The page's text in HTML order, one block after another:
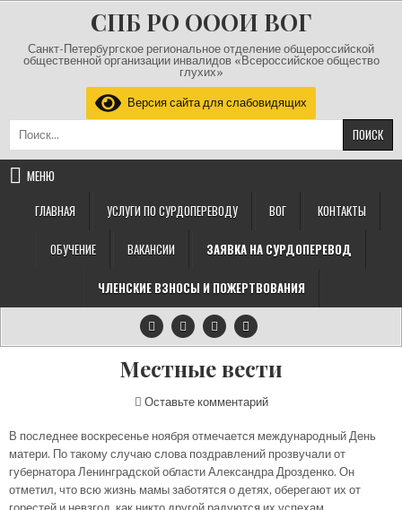
СПБ РО ОООИ ВОГ
Санкт-Петербургское региональное отделение общероссийской
общественной организации инвалидов «Всероссийское общество
глухих»
Версия сайта для слабовидящих
Найти:
МЕНЮ
ГЛАВНАЯ
УСЛУГИ ПО СУРДОПЕРЕВОДУ ВОГ КОНТАКТЫ
ОБУЧЕНИЕ ВАКАНСИИ ЗАЯВКА НА СУРДОПЕРЕВОД
ЧЛЕНСКИЕ ВЗНОСЫ И ПОЖЕРТВОВАНИЯ
Местные вести
Оставьте комментарийна Местные вести
В последнее воскресенье ноября отмечается международный День
матери. По такому случаю слова поздравлений прозвучали от
губернатора Ленинградской области Александра Дрозденко. Он
отметил, что всю жизнь мамы заботятся о детях, оберегают их от